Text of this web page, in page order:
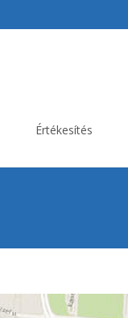
Értékesítés